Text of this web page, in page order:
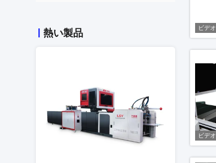
熱い製品 ビデオ
ビデオ